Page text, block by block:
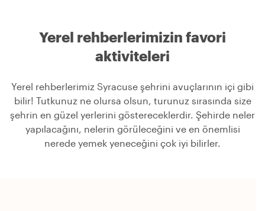
Yerel rehberlerimizin favori
aktiviteleri
Yerel rehberlerimiz Syracuse şehrini avuçlarının içi gibi
bilir! Tutkunuz ne olursa olsun, turunuz sırasında size
şehrin en güzel yerlerini göstereceklerdir. Şehirde neler
yapılacağını, nelerin görüleceğini ve en önemlisi
nerede yemek yeneceğini çok iyi bilirler.